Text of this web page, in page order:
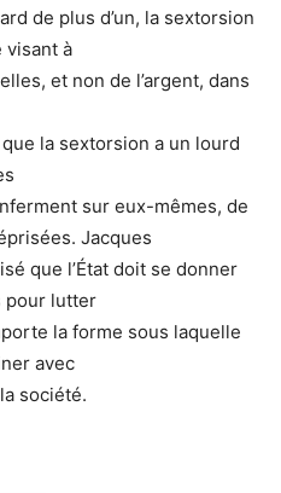
de plus d’un, la sextorsion
visant à
et non de l’argent, dans
la sextorsion a un lourd
sur eux-mêmes, de
Jacques
que l’État doit se donner
pour lutter
la forme sous laquelle
avec
société.